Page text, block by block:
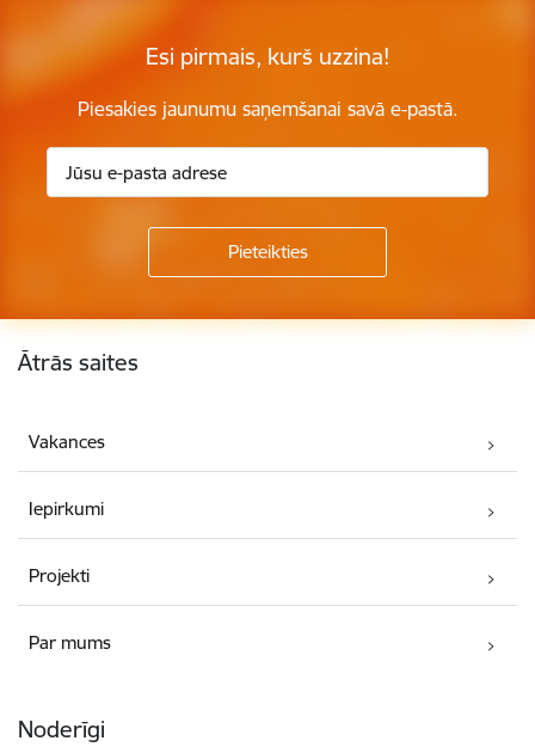
Esi pirmais, kurš uzzina!
Piesakies jaunumu saņemšanai savā e-pastā.
Kājene
Ātrās saites
Vakances
Iepirkumi
Projekti
Par mums
Noderīgi